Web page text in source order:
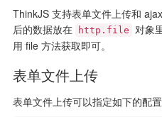
ThinkJS 支持表单文件上传和
后的数据放在
http.file 对象
用 file 方法获取即可。
表单文件上传
表单文件上传可以指定如下的配置